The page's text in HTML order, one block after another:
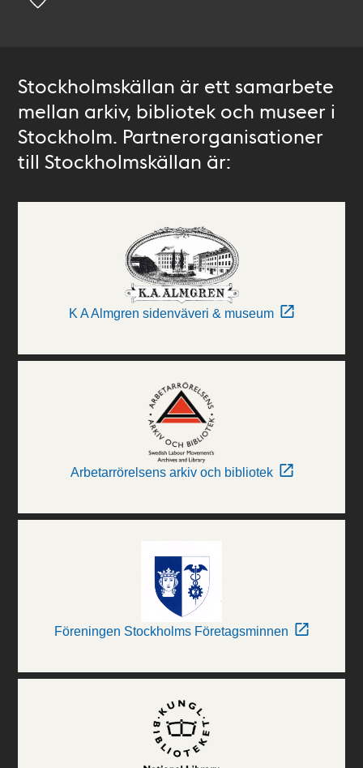
Stockholmskällan är ett samarbete
mellan arkiv, bibliotek och museer i
Stockholm. Partnerorganisationer
till Stockholmskällan är:
K A Almgren sidenväveri & museum
Arbetarrörelsens arkiv och bibliotek
Föreningen Stockholms Företagsminnen